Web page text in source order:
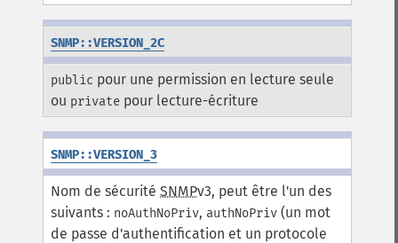
SNMP::VERSION_2C
public pour une permission en lecture seule
ou private pour lecture-écriture
SNMP::VERSION_3
Nom de sécurité SNMPv3, peut être l'un des
suivants : noAuthNoPriv, authNoPriv (un mot
de passe d'authentification et un protocole